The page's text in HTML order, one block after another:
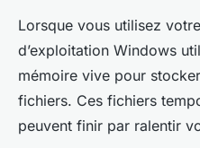
Lorsque vous utilisez
d’exploitation Windows
mémoire vive pour
fichiers. Ces fichiers
peuvent finir par ralentir